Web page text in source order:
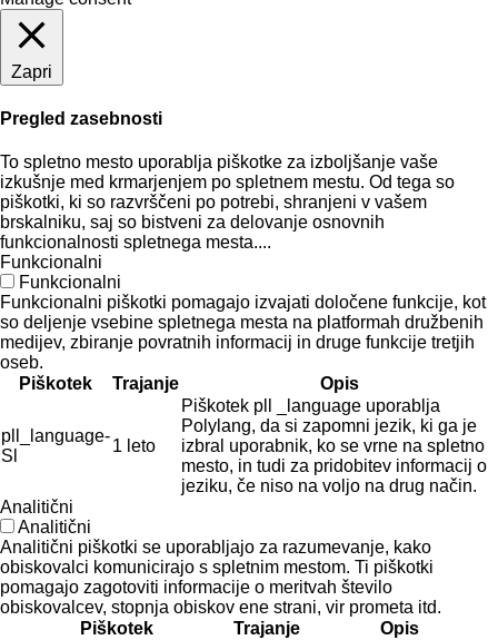
Zapri
Pregled zasebnosti
To spletno mesto uporablja piškotke za izboljšanje vaše
izkušnje med krmarjenjem po spletnem mestu. Od tega so
piškotki, ki so razvrščeni po potrebi, shranjeni v vašem
brskalniku, saj so bistveni za delovanje osnovnih
funkcionalnosti spletnega mesta....
Funkcionalni
Funkcionalni
Funkcionalni piškotki pomagajo izvajati določene funkcije, kot
so deljenje vsebine spletnega mesta na platformah družbenih
medijev, zbiranje povratnih informacij in druge funkcije tretjih
oseb.
Piškotek
Trajanje Opis
pll_language-
Sl
1 leto
Piškotek pll _language uporablja
Polylang, da si zapomni jezik, ki ga je
izbral uporabnik, ko se vrne na spletno
mesto, in tudi za pridobitev informacij o
jeziku, če niso na voljo na drug način.
Analitični
Analitični
Analitični piškotki se uporabljajo za razumevanje, kako
obiskovalci komunicirajo s spletnim mestom. Ti piškotki
pomagajo zagotoviti informacije o meritvah število
obiskovalcev, stopnja obiskov ene strani, vir prometa itd.
Piškotek
Trajanje Opis